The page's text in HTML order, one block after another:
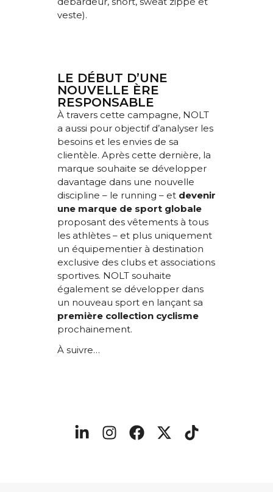
veste).
LE DÉBUT D’UNE
NOUVELLE ÈRE
RESPONSABLE
À travers cette campagne, NOLT
a aussi pour objectif d’analyser les
besoins et les envies de sa
clientèle. Après cette dernière, la
marque souhaite se développer
davantage dans une nouvelle
discipline – le running – et devenir
une marque de sport globale
proposant des vêtements à tous
les athlètes – et plus uniquement
un équipementier à destination
exclusive des clubs et associations
sportives. NOLT souhaite
également se développer dans
un nouveau sport en lançant sa
première collection cyclisme
prochainement.
À suivre…